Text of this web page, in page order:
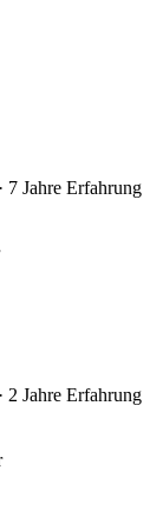
· 7 Jahre Erfahrung
· 2 Jahre Erfahrung